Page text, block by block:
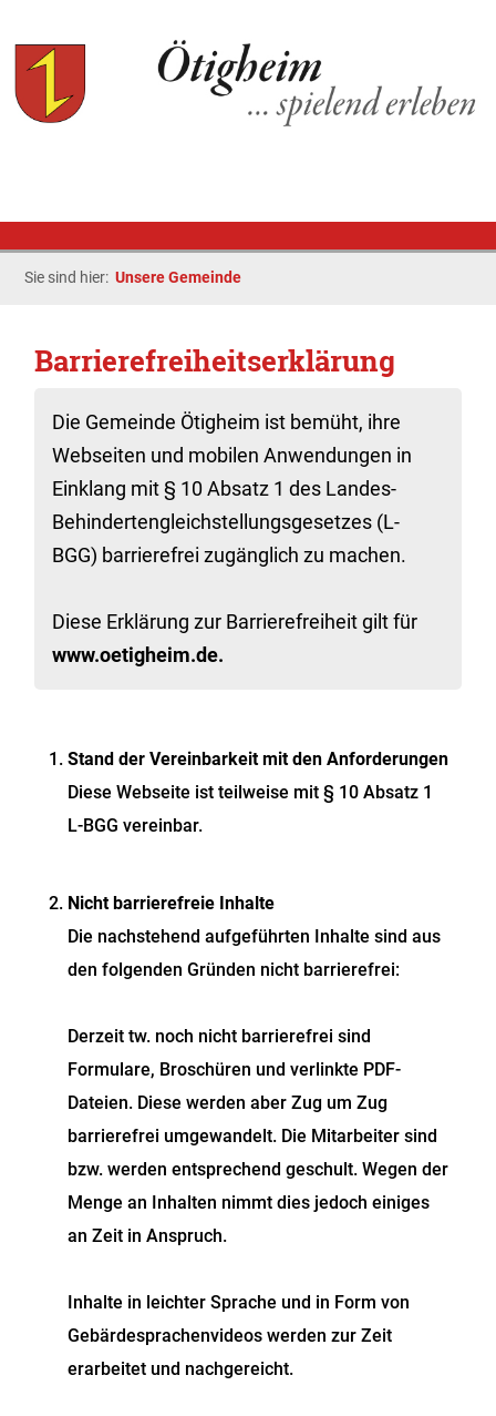
Sie sind hier:Unsere Gemeinde
Barrierefreiheitserklärung
Die Gemeinde Ötigheim ist bemüht, ihre
Webseiten und mobilen Anwendungen in
Einklang mit § 10 Absatz 1 des Landes-
Behindertengleichstellungsgesetzes (L-
BGG) barrierefrei zugänglich zu machen.
Diese Erklärung zur Barrierefreiheit gilt für
www.oetigheim.de.
Stand der Vereinbarkeit mit den Anforderungen
Diese Webseite ist teilweise mit § 10 Absatz 1
L-BGG vereinbar.
Nicht barrierefreie Inhalte
Die nachstehend aufgeführten Inhalte sind aus
den folgenden Gründen nicht barrierefrei:
Derzeit tw. noch nicht barrierefrei sind
Formulare, Broschüren und verlinkte PDF-
Dateien. Diese werden aber Zug um Zug
barrierefrei umgewandelt. Die Mitarbeiter sind
bzw. werden entsprechend geschult. Wegen der
Menge an Inhalten nimmt dies jedoch einiges
an Zeit in Anspruch.
Inhalte in leichter Sprache und in Form von
Gebärdesprachenvideos werden zur Zeit
erarbeitet und nachgereicht.